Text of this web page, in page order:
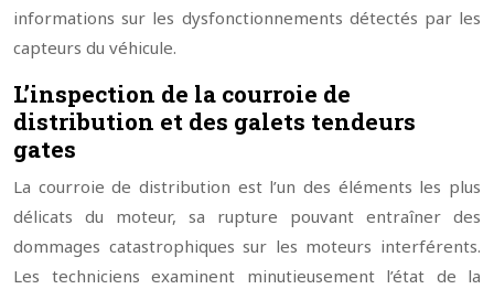
informations sur les dysfonctionnements détectés par les
capteurs du véhicule.
L’inspection de la courroie de
distribution et des galets tendeurs
gates
La courroie de distribution est l’un des éléments les plus
délicats du moteur, sa rupture pouvant entraîner des
dommages catastrophiques sur les moteurs interférents.
Les techniciens examinent minutieusement l’état de la